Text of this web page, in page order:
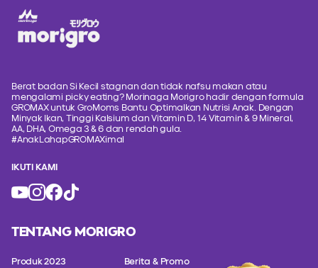
Berat badan Si Kecil stagnan dan tidak nafsu makan atau
mengalami picky eating? Morinaga Morigro hadir dengan formula
GROMAX untuk GroMoms Bantu Optimalkan Nutrisi Anak. Dengan
Minyak Ikan, Tinggi Kalsium dan Vitamin D, 14 Vitamin & 9 Mineral,
AA, DHA, Omega 3 & 6 dan rendah gula.
#AnakLahapGROMAXimal
IKUTI KAMI
TENTANG MORIGRO
Produk 2023 Berita & Promo